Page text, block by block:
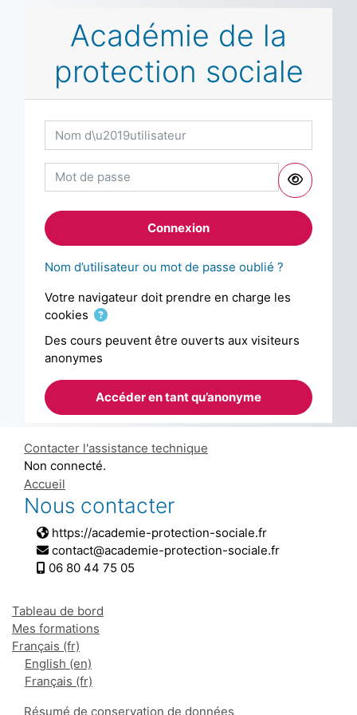
Académie de la
protection sociale
Nom d’utilisateur
Mot de passe
Connexion
Nom d’utilisateur ou mot de passe oublié ?
Votre navigateur doit prendre en charge les
cookies
Des cours peuvent être ouverts aux visiteurs
anonymes
Accéder en tant qu’anonyme
Contacter l'assistance technique
Non connecté.
Accueil
Nous contacter
https://academie-protection-sociale.fr
contact@academie-protection-sociale.fr
06 80 44 75 05
Tableau de bord
Mes formations
Français ‎(fr)‎
English ‎(en)‎
Français ‎(fr)‎
Résumé de conservation de données